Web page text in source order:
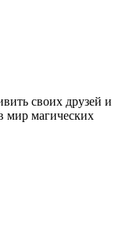
своих друзей и
мир магических